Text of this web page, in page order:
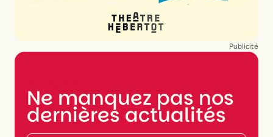
Publicité
Ne manquez pas nos
dernières actualités